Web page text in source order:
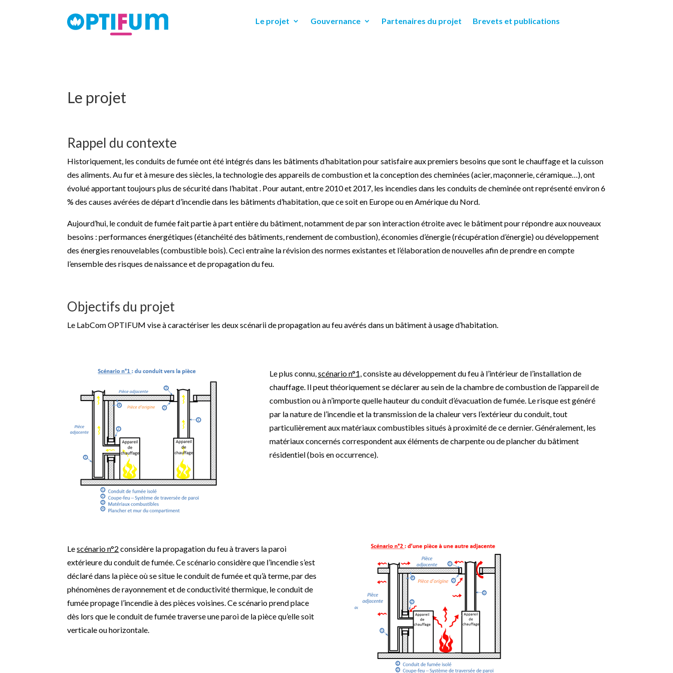
Le projet Gouvernance Partenaires du projet Brevets et publications
Le projet
Rappel du contexte
Historiquement, les conduits de fumée ont été intégrés dans les bâtiments d’habitation pour satisfaire aux premiers besoins que sont le chauffage et la cuisson
des aliments. Au fur et à mesure des siècles, la technologie des appareils de combustion et la conception des cheminées (acier, maçonnerie, céramique…), ont
évolué apportant toujours plus de sécurité dans l’habitat . Pour autant, entre 2010 et 2017, les incendies dans les conduits de cheminée ont représenté environ 6
% des causes avérées de départ d’incendie dans les bâtiments d’habitation, que ce soit en Europe ou en Amérique du Nord.
Aujourd’hui, le conduit de fumée fait partie à part entière du bâtiment, notamment de par son interaction étroite avec le bâtiment pour répondre aux nouveaux
besoins : performances énergétiques (étanchéité des bâtiments, rendement de combustion), économies d’énergie (récupération d’énergie) ou développement
des énergies renouvelables (combustible bois). Ceci entraîne la révision des normes existantes et l’élaboration de nouvelles afin de prendre en compte
l’ensemble des risques de naissance et de propagation du feu.
Objectifs du projet
Le LabCom OPTIFUM vise à caractériser les deux scénarii de propagation au feu avérés dans un bâtiment à usage d’habitation.
Le plus connu,scénario n°1,consiste au développement du feu à l’intérieur de l’installation de
chauffage. Il peut théoriquement se déclarer au sein de la chambre de combustion de l’appareil de
combustion ou à n’importe quelle hauteur du conduit d’évacuation de fumée. Le risque est généré
par la nature de l’incendie et la transmission de la chaleur vers l’extérieur du conduit, tout
particulièrement aux matériaux combustibles situés à proximité de ce dernier. Généralement, les
matériaux concernés correspondent aux éléments de charpente ou de plancher du bâtiment
résidentiel (bois en occurrence).
Lescénario n°2 considère la propagation du feu à travers la paroi
extérieure du conduit de fumée. Ce scénario considère que l’incendie s’est
déclaré dans la pièce où se situe le conduit de fumée et qu’à terme, par des
phénomènes de rayonnement et de conductivité thermique, le conduit de
fumée propage l’incendie à des pièces voisines. Ce scénario prend place
dès lors que le conduit de fumée traverse une paroi de la pièce qu’elle soit
verticale ou horizontale.